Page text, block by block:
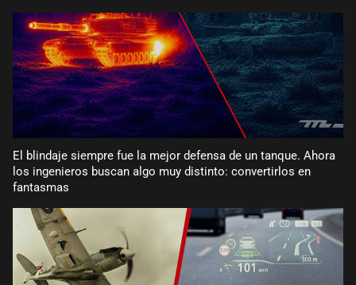
El blindaje siempre fue la mejor defensa de un tanque. Ahora
los ingenieros buscan algo muy distinto: convertirlos en
fantasmas